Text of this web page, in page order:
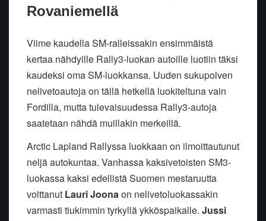
Rovaniemellä
Viime kaudella SM-ralleissakin ensimmäistä
kertaa nähdyille Rally3-luokan autoille luotiin täksi
kaudeksi oma SM-luokkansa. Uuden sukupolven
nelivetoautoja on tällä hetkellä luokiteltuna vain
Fordilla, mutta tulevaisuudessa Rally3-autoja
saatetaan nähdä muillakin merkeillä.
Arctic Lapland Rallyssa luokkaan on ilmoittautunut
neljä autokuntaa. Vanhassa kaksivetoisten SM3-
luokassa kaksi edellistä Suomen mestaruutta
voittanut Lauri Joonaon nelivetoluokassakin
varmasti tiukimmin tyrkyllä ykköspaikalle. Jussi